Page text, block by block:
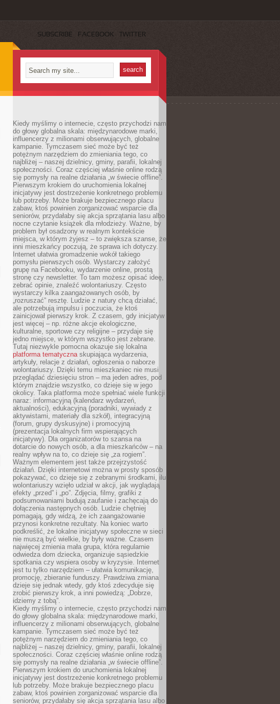
SUBSCRIBE FACEBOOK TWITTER
Kiedy myślimy o internecie, często przychodzi nam
do głowy globalna skala: międzynarodowe marki,
influencerzy z milionami obserwujących, globalne
kampanie. Tymczasem sieć może być też
potężnym narzędziem do zmieniania tego, co
najbliżej – naszej dzielnicy, gminy, parafii, lokalnej
społeczności. Coraz częściej właśnie online rodzą
się pomysły na realne działania „w świecie offline”.
Pierwszym krokiem do uruchomienia lokalnej
inicjatywy jest dostrzeżenie konkretnego problemu
lub potrzeby. Może brakuje bezpiecznego placu
zabaw, ktoś powinien zorganizować wsparcie dla
seniorów, przydałaby się akcja sprzątania lasu albo
nocne czytanie książek dla młodzieży. Ważne, by
problem był osadzony w realnym kontekście
miejsca, w którym żyjesz – to zwiększa szanse, że
inni mieszkańcy poczują, że sprawa ich dotyczy.
Internet ułatwia gromadzenie wokół takiego
pomysłu pierwszych osób. Wystarczy założyć
grupę na Facebooku, wydarzenie online, prostą
stronę czy newsletter. To tam możesz opisać ideę,
zebrać opinie, znaleźć wolontariuszy. Często
wystarczy kilka zaangażowanych osób, by
„rozruszać” resztę. Ludzie z natury chcą działać,
ale potrzebują impulsu i poczucia, że ktoś
zainicjował pierwszy krok. Z czasem, gdy inicjatyw
jest więcej – np. różne akcje ekologiczne,
kulturalne, sportowe czy religijne – przydaje się
jedno miejsce, w którym wszystko jest zebrane.
Tutaj niezwykle pomocna okazuje się lokalna
platforma tematycznaskupiająca wydarzenia,
artykuły, relacje z działań, ogłoszenia o naborze
wolontariuszy. Dzięki temu mieszkaniec nie musi
przeglądać dziesięciu stron – ma jeden adres, pod
którym znajdzie wszystko, co dzieje się w jego
okolicy. Taka platforma może spełniać wiele funkcji
naraz: informacyjną (kalendarz wydarzeń,
aktualności), edukacyjną (poradniki, wywiady z
aktywistami, materiały dla szkół), integracyjną
(forum, grupy dyskusyjne) i promocyjną
(prezentacja lokalnych firm wspierających
inicjatywy). Dla organizatorów to szansa na
dotarcie do nowych osób, a dla mieszkańców – na
realny wpływ na to, co dzieje się „za rogiem”.
Ważnym elementem jest także przejrzystość
działań. Dzięki internetowi można w prosty sposób
pokazywać, co dzieje się z zebranymi środkami, ilu
wolontariuszy wzięło udział w akcji, jak wyglądają
efekty „przed” i „po”. Zdjęcia, filmy, grafiki z
podsumowaniami budują zaufanie i zachęcają do
dołączenia następnych osób. Ludzie chętniej
pomagają, gdy widzą, że ich zaangażowanie
przynosi konkretne rezultaty. Na koniec warto
podkreślić, że lokalne inicjatywy społeczne w sieci
nie muszą być wielkie, by były ważne. Czasem
najwięcej zmienia mała grupa, która regularnie
odwiedza dom dziecka, organizuje sąsiedzkie
spotkania czy wspiera osoby w kryzysie. Internet
jest tu tylko narzędziem – ułatwia komunikację,
promocję, zbieranie funduszy. Prawdziwa zmiana
dzieje się jednak wtedy, gdy ktoś zdecyduje się
zrobić pierwszy krok, a inni powiedzą: „Dobrze,
idziemy z tobą”.
Kiedy myślimy o internecie, często przychodzi nam
do głowy globalna skala: międzynarodowe marki,
influencerzy z milionami obserwujących, globalne
kampanie. Tymczasem sieć może być też
potężnym narzędziem do zmieniania tego, co
najbliżej – naszej dzielnicy, gminy, parafii, lokalnej
społeczności. Coraz częściej właśnie online rodzą
się pomysły na realne działania „w świecie offline”.
Pierwszym krokiem do uruchomienia lokalnej
inicjatywy jest dostrzeżenie konkretnego problemu
lub potrzeby. Może brakuje bezpiecznego placu
zabaw, ktoś powinien zorganizować wsparcie dla
seniorów, przydałaby się akcja sprzątania lasu albo